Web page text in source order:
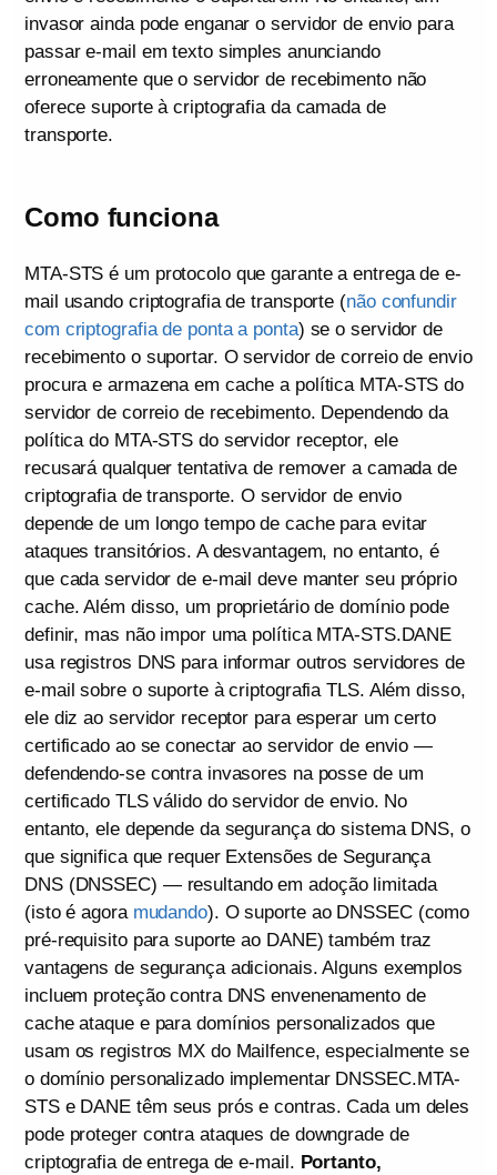
invasor ainda pode enganar o servidor de envio para
passar e-mail em texto simples anunciando
erroneamente que o servidor de recebimento não
oferece suporte à criptografia da camada de
transporte.
Como funciona
MTA-STS é um protocolo que garante a entrega de e-
mail usando criptografia de transporte (não confundir
com criptografia de ponta a ponta) se o servidor de
recebimento o suportar. O servidor de correio de envio
procura e armazena em cache a política MTA-STS do
servidor de correio de recebimento. Dependendo da
política do MTA-STS do servidor receptor, ele
recusará qualquer tentativa de remover a camada de
criptografia de transporte. O servidor de envio
depende de um longo tempo de cache para evitar
ataques transitórios. A desvantagem, no entanto, é
que cada servidor de e-mail deve manter seu próprio
cache. Além disso, um proprietário de domínio pode
definir, mas não impor uma política MTA-STS.DANE
usa registros DNS para informar outros servidores de
e-mail sobre o suporte à criptografia TLS. Além disso,
ele diz ao servidor receptor para esperar um certo
certificado ao se conectar ao servidor de envio —
defendendo-se contra invasores na posse de um
certificado TLS válido do servidor de envio. No
entanto, ele depende da segurança do sistema DNS, o
que significa que requer Extensões de Segurança
DNS (DNSSEC) — resultando em adoção limitada
(isto é agora mudando). O suporte ao DNSSEC (como
pré-requisito para suporte ao DANE) também traz
vantagens de segurança adicionais. Alguns exemplos
incluem proteção contra DNS envenenamento de
cache ataque e para domínios personalizados que
usam os registros MX do Mailfence, especialmente se
o domínio personalizado implementar DNSSEC.MTA-
STS e DANE têm seus prós e contras. Cada um deles
pode proteger contra ataques de downgrade de
criptografia de entrega de e-mail. Portanto,